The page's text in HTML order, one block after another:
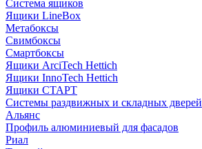
Система ящиков
Ящики LineBox
Метабоксы
Свимбоксы
Смартбоксы
Ящики ArciTech Hettich
Ящики InnoTech Hettich
Ящики СТАРТ
Системы раздвижных и складных дверей
Альянс
Профиль алюминиевый для фасадов
Риал